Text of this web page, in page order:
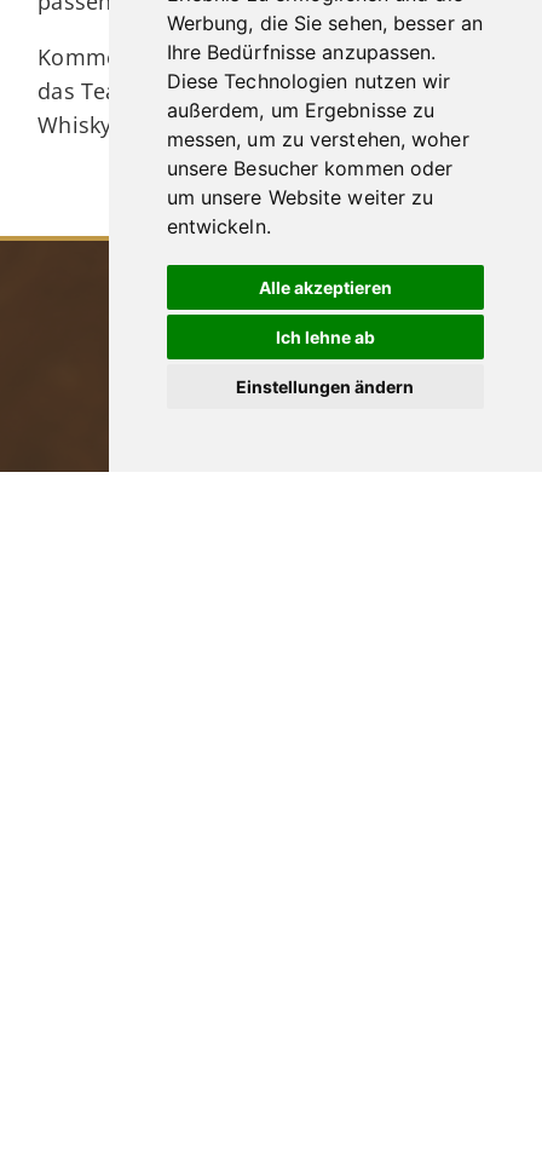
Werbung, die Sie sehen, besser an
Ihre Bedürfnisse anzupassen.
Diese Technologien nutzen wir
außerdem, um Ergebnisse zu
messen, um zu verstehen, woher
unsere Besucher kommen oder
um unsere Website weiter zu
entwickeln.
Alle akzeptieren
Ich lehne ab
Einstellungen ändern
Kommen Sie vorbei, Bernd Schlosser und
das Team von Stefan Meier Tabakwaren &
Whisky freuen sich auf Ihren Besuch!